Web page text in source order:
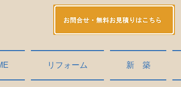
リフォーム 新 築